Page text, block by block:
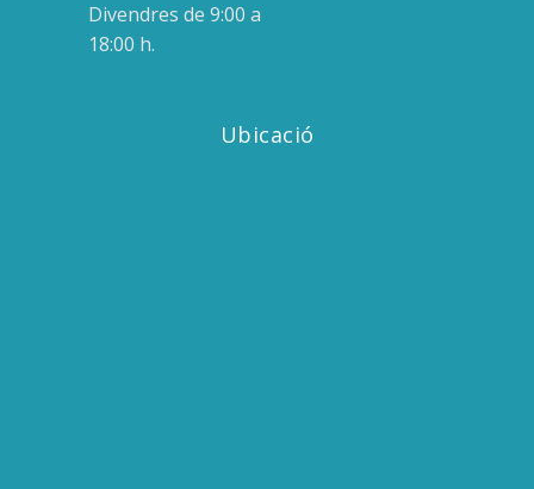
Divendres de 9:00 a
18:00 h.
Ubicació